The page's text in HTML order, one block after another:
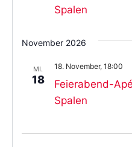
Spalen
November 2026
MI.
18
Feierabend-
Spalen
18. November, 18:00